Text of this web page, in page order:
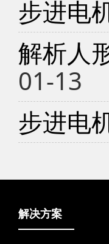
步进电
解析人
01-13
步进电
解决方案